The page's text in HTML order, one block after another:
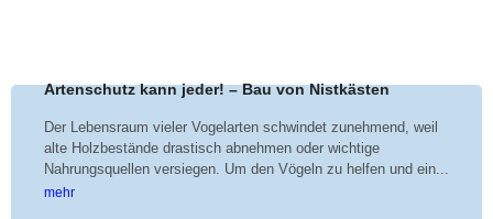
Artenschutz kann jeder! – Bau von Nistkästen
Der Lebensraum vieler Vogelarten schwindet zunehmend, weil
alte Holzbestände drastisch abnehmen oder wichtige
Nahrungsquellen versiegen. Um den Vögeln zu helfen und ein...
mehr